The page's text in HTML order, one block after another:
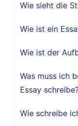
Wie sieht die
Wie ist ein
Wie ist der
Was muss ich
Essay
Wie schreibe